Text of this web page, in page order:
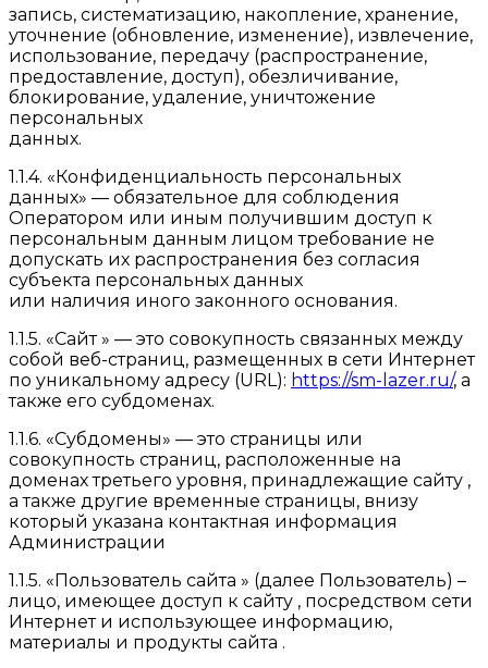
запись, систематизацию, накопление, хранение,
уточнение (обновление, изменение), извлечение,
использование, передачу (распространение,
предоставление, доступ), обезличивание,
блокирование, удаление, уничтожение
персональных
данных.
1.1.4. «Конфиденциальность персональных
данных» — обязательное для соблюдения
Оператором или иным получившим доступ к
персональным данным лицом требование не
допускать их распространения без согласия
субъекта персональных данных
или наличия иного законного основания.
1.1.5. «Сайт » — это совокупность связанных между
собой веб-страниц, размещенных в сети Интернет
по уникальному адресу (URL): https://sm-lazer.ru/, а
также его субдоменах.
1.1.6. «Субдомены» — это страницы или
совокупность страниц, расположенные на
доменах третьего уровня, принадлежащие сайту ,
а также другие временные страницы, внизу
который указана контактная информация
Администрации
1.1.5. «Пользователь сайта » (далее Пользователь) –
лицо, имеющее доступ к сайту , посредством сети
Интернет и использующее информацию,
материалы и продукты сайта .